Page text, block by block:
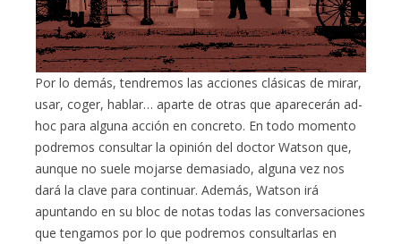
Por lo demás, tendremos las acciones clásicas de mirar,
usar, coger, hablar… aparte de otras que aparecerán ad-
hoc para alguna acción en concreto. En todo momento
podremos consultar la opinión del doctor Watson que,
aunque no suele mojarse demasiado, alguna vez nos
dará la clave para continuar. Además, Watson irá
apuntando en su bloc de notas todas las conversaciones
que tengamos por lo que podremos consultarlas en